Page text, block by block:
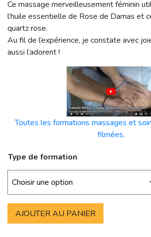
Ce massage merveilleusement féminin
l’huile essentielle de Rose de Damas et
quartz rose.
Au fil de l’expérience, je constate avec
aussi l’adorent !
Toutes les formations massages et
filmées.
Type de formation
AJOUTER AU PANIER